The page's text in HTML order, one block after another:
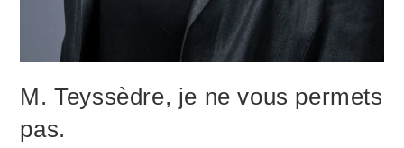
M. Teyssèdre, je ne vous permets
pas.